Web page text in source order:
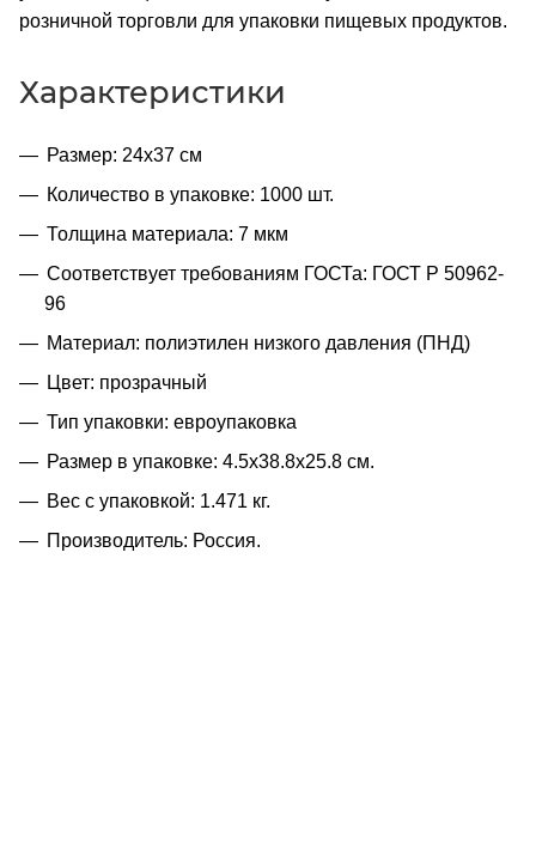
розничной торговли для упаковки пищевых продуктов.
Характеристики
Размер: 24х37 см
Количество в упаковке: 1000 шт.
Толщина материала: 7 мкм
Соответствует требованиям ГОСТа: ГОСТ Р 50962-
96
Материал: полиэтилен низкого давления (ПНД)
Цвет: прозрачный
Тип упаковки: евроупаковка
Размер в упаковке: 4.5x38.8x25.8 см.
Вес с упаковкой: 1.471 кг.
Производитель: Россия.